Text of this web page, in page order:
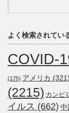
よく検索されてい
COVID-
(175) アメリカ (321)
(2215) カンピ
イルス (662) 中